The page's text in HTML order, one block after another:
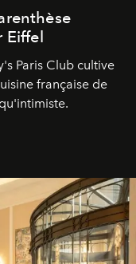
Eiffel
Paris Club cultive
française de